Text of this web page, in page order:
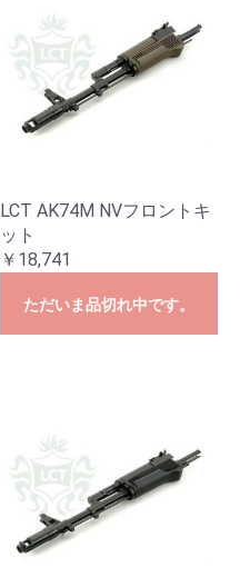
LCT AK74M NVフロントキ
ット
￥18,741
ただいま品切れ中です。